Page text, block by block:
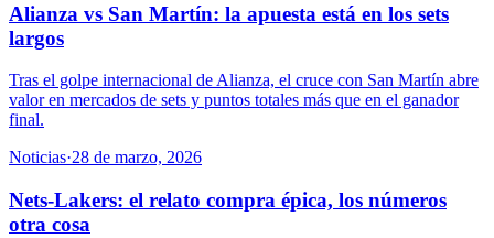
Alianza vs San Martín: la apuesta está en los sets
largos
Tras el golpe internacional de Alianza, el cruce con San Martín abre
valor en mercados de sets y puntos totales más que en el ganador
final.
Noticias·28 de marzo, 2026
Nets-Lakers: el relato compra épica, los números
otra cosa